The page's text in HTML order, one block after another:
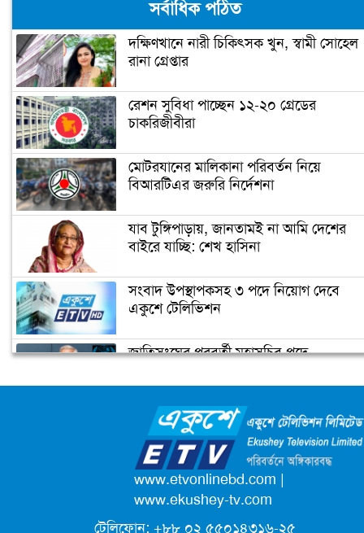
সর্বাধিক পঠিত
দক্ষিণখানে নারী চিকিৎসক খুন, স্বামী সোহেল
রানা গ্রেপ্তার
রেশন সুবিধা পাচ্ছেন ১২-২০ গ্রেডের
চাকরিজীবীরা
মোটরযানের মালিকানা পরিবর্তন নিয়ে
বিআরটিএর জরুরি নির্দেশনা
যাব টুঙ্গিপাড়ায়, জানতামই না আমি দেশের
বাইরে যাচ্ছি: শেখ হাসিনা
সংবাদ উপস্থাপকসহ ৩ পদে নিয়োগ দেবে
একুশে টেলিভিশন
জাতিসংঘের পরবর্তী মহাসচিব পদে
ক্যাম্পাস অ্যাম্বাসেডর নিয়োগ দিচ্ছে একুশে
টেলিভিশন
পদোন্নতি পেয়ে সচিব হলেন ২ কর্মকর্তা
www.etvonlinebd.com |
www.ekushey-tv.com
টেলিফোন: +৮৮ ০২ ৫৫০১৪৩১৬-২৫